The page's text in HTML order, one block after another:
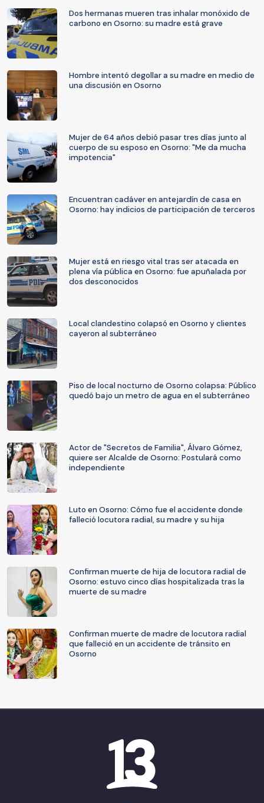
Dos hermanas mueren tras inhalar monóxido de
carbono en Osorno: su madre está grave
Hombre intentó degollar a su madre en medio de
una discusión en Osorno
Mujer de 64 años debió pasar tres días junto al
cuerpo de su esposo en Osorno: "Me da mucha
impotencia"
Encuentran cadáver en antejardín de casa en
Osorno: hay indicios de participación de terceros
Mujer está en riesgo vital tras ser atacada en
plena vía pública en Osorno: fue apuñalada por
dos desconocidos
Local clandestino colapsó en Osorno y clientes
cayeron al subterráneo
Piso de local nocturno de Osorno colapsa: Público
quedó bajo un metro de agua en el subterráneo
Actor de "Secretos de Familia", Álvaro Gómez,
quiere ser Alcalde de Osorno: Postulará como
independiente
Luto en Osorno: Cómo fue el accidente donde
falleció locutora radial, su madre y su hija
Confirman muerte de hija de locutora radial de
Osorno: estuvo cinco días hospitalizada tras la
muerte de su madre
Confirman muerte de madre de locutora radial
que falleció en un accidente de tránsito en
Osorno